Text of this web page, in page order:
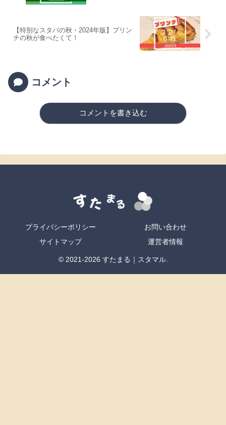
【特別なスタバの秋・2024年版】プリン
チの秋が食べたくて！
コメント
コメントを書き込む
プライバシーポリシー
お問い合わせ
サイトマップ
運営者情報
© 2021-2026 すたまる｜スタマル.